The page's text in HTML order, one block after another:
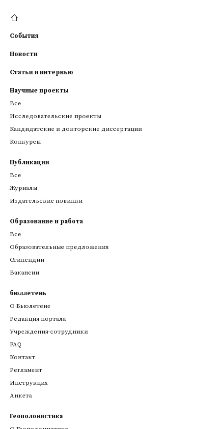
События
Новости
Статьи и интервью
Научные проекты
Все
Исследовательские проекты
Кандидатские и докторские диссертации
Конкурсы
Публикации
Все
Журналы
Издательские новинки
Образование и работа
Все
Образовательные предложения
Стипендии
Вакансии
бюллетень
О Бьюлетене
Редакция портала
Учреждения-сотрудники
FAQ
Контакт
Регламент
Инструкция
Анкета
Геополонистика